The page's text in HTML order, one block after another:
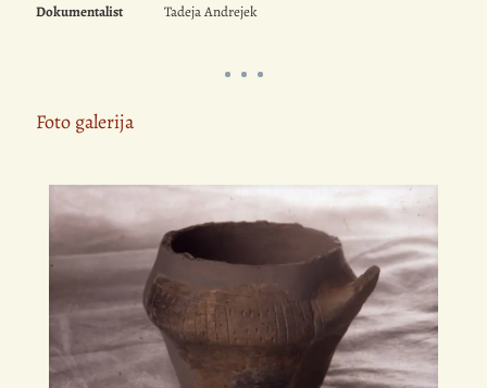
Dokumentalist Tadeja Andrejek
Foto galerija